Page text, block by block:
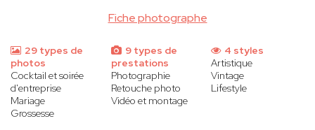
Fiche photographe
29 types de
photos
Cocktail et soirée
d'entreprise
Mariage
Grossesse
9 types de
prestations
Photographie
Retouche photo
Vidéo et montage
4 styles
Artistique
Vintage
Lifestyle